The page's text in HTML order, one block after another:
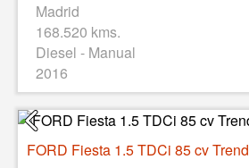
Madrid
168.520 kms.
Diesel - Manual
2016
FORD Fiesta 1.5 TDCi 85 cv Trend